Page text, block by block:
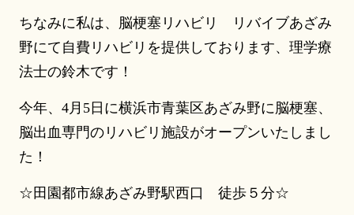
ちなみに私は、脳梗塞リハビリ リバイブあざみ
野にて自費リハビリを提供しております、理学療
法士の鈴木です！
今年、4月5日に横浜市青葉区あざみ野に脳梗塞、
脳出血専門のリハビリ施設がオープンいたしまし
た！
☆田園都市線あざみ野駅西口 徒歩５分☆